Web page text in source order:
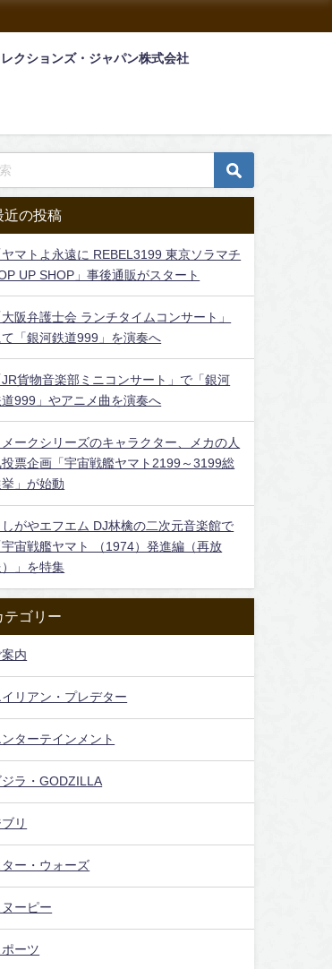
クションズ・ジャパン株式会社
近の投稿
ヤマトよ永遠に REBEL3199 東京ソラマチ
UP SHOP」事後通販がスタート
大阪弁護士会 ランチタイムコンサート」
て「銀河鉄道999」を演奏へ
JR貨物音楽部ミニコンサート」で「銀河
道999」やアニメ曲を演奏へ
メークシリーズのキャラクター、メカの人
投票企画「宇宙戦艦ヤマト2199～3199総
」が始動
しがやエフエム DJ林檎の二次元音楽館で
宇宙戦艦ヤマト （1974）発進編（再放
）」を特集
テゴリー
案内
イリアン・プレデター
ンターテインメント
ジラ・GODZILLA
リ
ター・ウォーズ
ヌーピー
ポーツ